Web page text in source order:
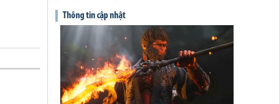
Thông tin cập nhật